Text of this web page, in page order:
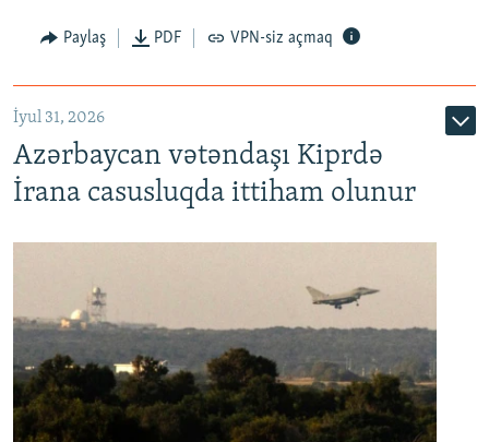
Paylaş PDF VPN-siz açmaq
İyul 31, 2026
Azərbaycan vətəndaşı Kiprdə
İrana casusluqda ittiham olunur